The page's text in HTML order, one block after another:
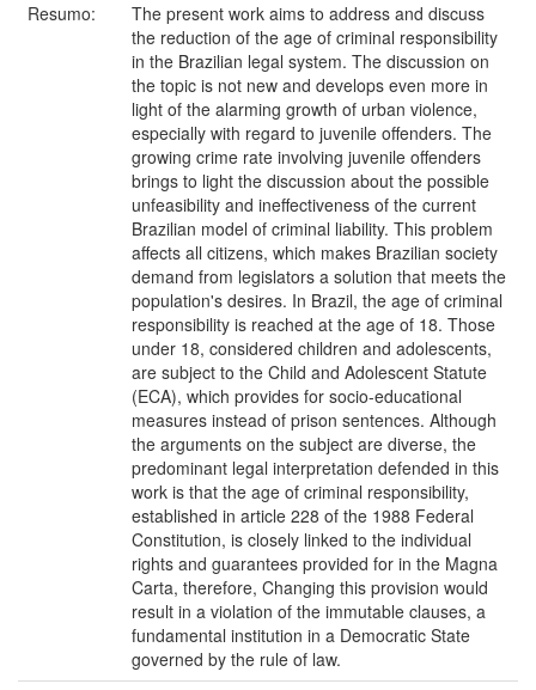
Resumo:
The present work aims to address and discuss
the reduction of the age of criminal responsibility
in the Brazilian legal system. The discussion on
the topic is not new and develops even more in
light of the alarming growth of urban violence,
especially with regard to juvenile offenders. The
growing crime rate involving juvenile offenders
brings to light the discussion about the possible
unfeasibility and ineffectiveness of the current
Brazilian model of criminal liability. This problem
affects all citizens, which makes Brazilian society
demand from legislators a solution that meets the
population's desires. In Brazil, the age of criminal
responsibility is reached at the age of 18. Those
under 18, considered children and adolescents,
are subject to the Child and Adolescent Statute
(ECA), which provides for socio-educational
measures instead of prison sentences. Although
the arguments on the subject are diverse, the
predominant legal interpretation defended in this
work is that the age of criminal responsibility,
established in article 228 of the 1988 Federal
Constitution, is closely linked to the individual
rights and guarantees provided for in the Magna
Carta, therefore, Changing this provision would
result in a violation of the immutable clauses, a
fundamental institution in a Democratic State
governed by the rule of law.